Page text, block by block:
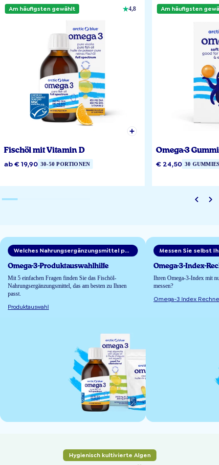
Am häufigsten gewählt 4,8
Fischöl mit Vitamin D
ab € 19,90 30-50 PORTIONEN
Am häufigsten
Omega-3
€ 24,50 30
Welches Nahrungsergänzungsmittel passt zu Ihnen?
Omega-3-Produktauswahlhilfe
Mit 5 einfachen Fragen finden Sie das Fischöl-
Nahrungsergänzungsmittel, das am besten zu Ihnen
passt.
Produktauswahl
Omega-3-Index-
Ihren Omega-3-Index mit
messen?
Omega-3 Index
Hygienisch kultivierte Algen